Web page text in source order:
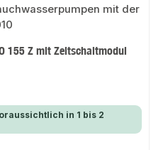
155 Z mit Zeitschaltmodul
in 1 bis 2